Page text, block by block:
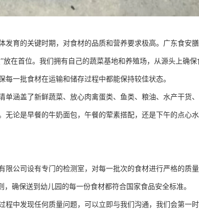
育的关键时期，对食材的品质和营养要求极高。广东食安
在首位。我们拥有自己的蔬菜基地和养殖场，从源头上确
一批食材在运输和储存过程中都能保持较佳状态。
涵盖了新鲜蔬菜、放心肉禽蛋类、鱼类、粮油、水产干货、
无论是早餐的牛奶面包，午餐的荤素搭配，还是下午的点心
公司设有专门的检测室，对每一批次的食材进行严格的质
确保送到幼儿园的每一份食材都符合国家食品安全标准。
中发现任何质量问题，可以立即与我们沟通，我们会第一